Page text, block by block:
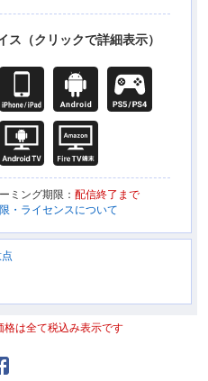
ス（クリックで詳細表示）
ミング期限： 配信終了まで
・ライセンスについて
は全て税込み表示です